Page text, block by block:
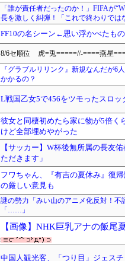
「誰が責任者だったのか！」FIFAが
長を激しく糾弾！「これで終わりでは
FF10の名シーン←思い浮かべたもの
8/6セ順位 虎=兎=====//-====燕星
『グラブルリリンク』新規なんだが6
かかるの？
L戦国乙女5で456をツモったスロ
彼女と同棲初めたら家に物が5倍く
けど全部埋めやがった
【サッカー】W杯後無所属の長友
ただきます」
フワちゃん、『有吉の夏休み』復
の厳しい意見も
謎の勢力「みい山のアニメ化反対！
「……」
【画像】NHK巨乳アナの飯尾
中国人観光客、「つり目」ジェス